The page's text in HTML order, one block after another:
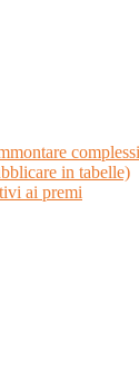
in tabelle)
ai premi